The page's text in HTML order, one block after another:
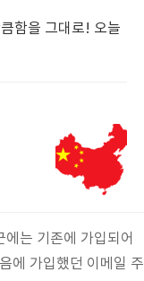
함을 그대로! 오늘
는 기존에 가입되어
에 가입했던 이메일 주